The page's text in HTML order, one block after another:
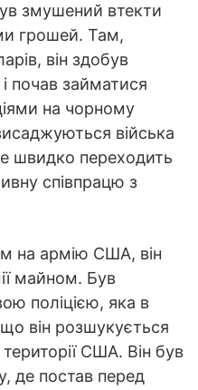
змушений втекти
грошей. Там,
він здобув
почав займатися
на чорному
війська
швидко переходить
співпрацю з
на армію США, він
майном. Був
поліцією, яка в
що він розшукується
США. Він був
де постав перед